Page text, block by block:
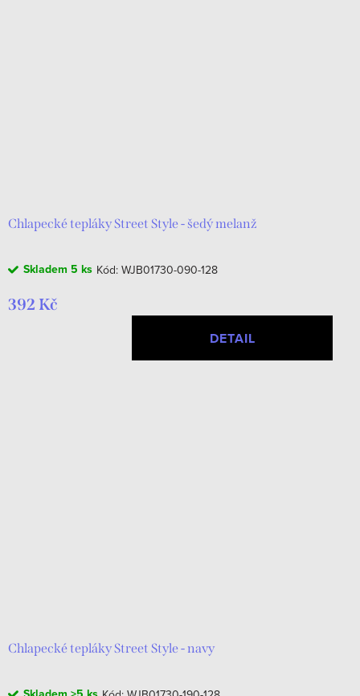
Chlapecké tepláky Street Style - šedý melanž
Skladem 5 ks Kód: WJB01730-090-128
392 Kč
DETAIL
Chlapecké tepláky Street Style - navy